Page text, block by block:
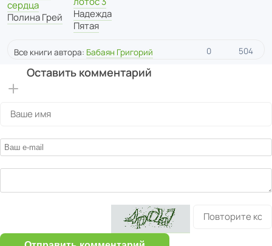
сердца
Полина Грей
Надежда
Пятая
Все книги автора: Бабаян Григорий 0 504
Оставить комментарий